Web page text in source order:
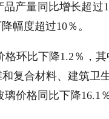
产量同比增长超过
幅度超过10％。
格环比下降1.2％，
复合材料、建筑
价格同比下降16.1